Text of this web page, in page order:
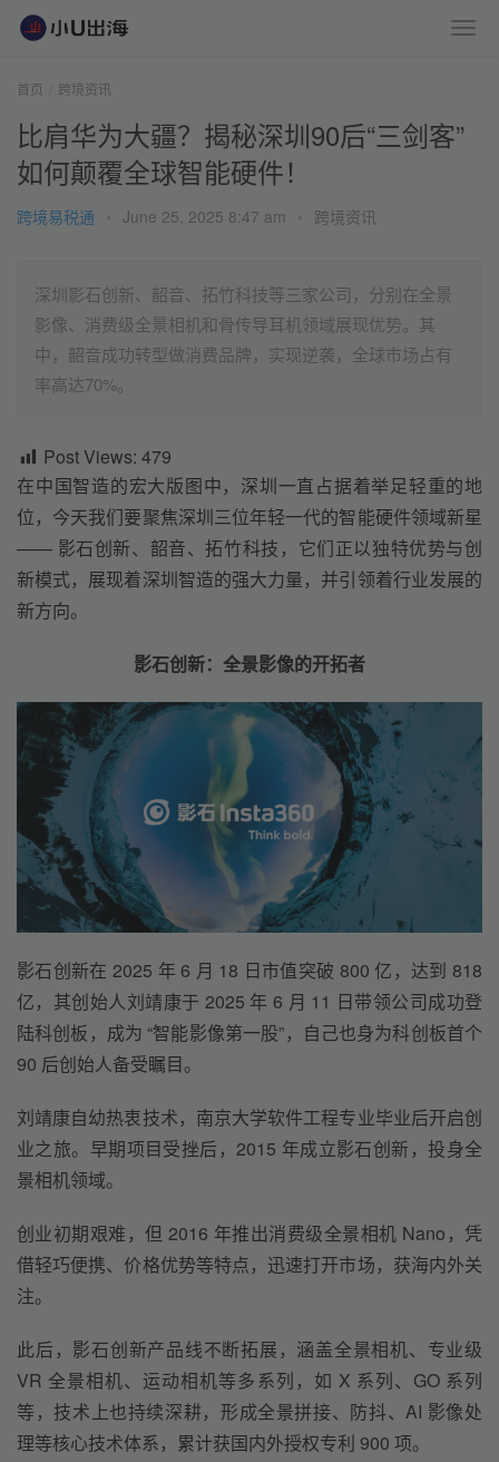
首页 跨境资讯
比肩华为大疆？揭秘深圳90后“三剑客”
如何颠覆全球智能硬件！
跨境易税通 June 25, 2025 8:47 am 跨境资讯
深圳影石创新、韶音、拓竹科技等三家公司，分别在全景
影像、消费级全景相机和骨传导耳机领域展现优势。其
中，韶音成功转型做消费品牌，实现逆袭，全球市场占有
率高达70%。
Post Views: 479
在中国智造的宏大版图中，深圳一直占据着举足轻重的地
位，今天我们要聚焦深圳三位年轻一代的智能硬件领域新星
—— 影石创新、韶音、拓竹科技，它们正以独特优势与创
新模式，展现着深圳智造的强大力量，并引领着行业发展的
新方向。
影石创新：全景影像的开拓者
影石创新在 2025 年 6 月 18 日市值突破 800 亿，达到 818
亿，其创始人刘靖康于 2025 年 6 月 11 日带领公司成功登
陆科创板，成为 “智能影像第一股”，自己也身为科创板首个
90 后创始人备受瞩目。
刘靖康自幼热衷技术，南京大学软件工程专业毕业后开启创
业之旅。早期项目受挫后，2015 年成立影石创新，投身全
景相机领域。
创业初期艰难，但 2016 年推出消费级全景相机 Nano，凭
借轻巧便携、价格优势等特点，迅速打开市场，获海内外关
注。
此后，影石创新产品线不断拓展，涵盖全景相机、专业级
VR 全景相机、运动相机等多系列，如 X 系列、GO 系列
等，技术上也持续深耕，形成全景拼接、防抖、AI 影像处
理等核心技术体系，累计获国内外授权专利 900 项。